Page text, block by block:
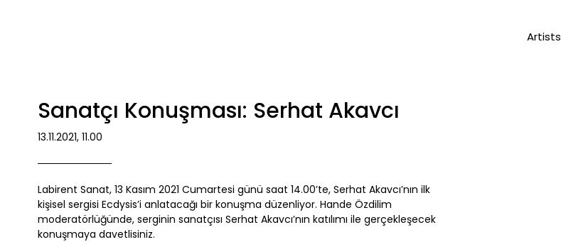
Artists
Sanatçı Konuşması: Serhat Akavcı
13.11.2021, 11.00
Labirent Sanat, 13 Kasım 2021 Cumartesi günü saat 14.00’te, Serhat Akavcı’nın ilk
kişisel sergisi Ecdysis’i anlatacağı bir konuşma düzenliyor. Hande Özdilim
moderatörlüğünde, serginin sanatçısı Serhat Akavcı’nın katılımı ile gerçekleşecek
konuşmaya davetlisiniz.